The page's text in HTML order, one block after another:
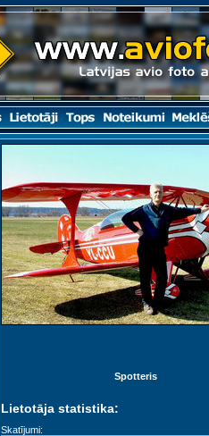
Spotteris
Lietotāja statistika:
Skatījumi: